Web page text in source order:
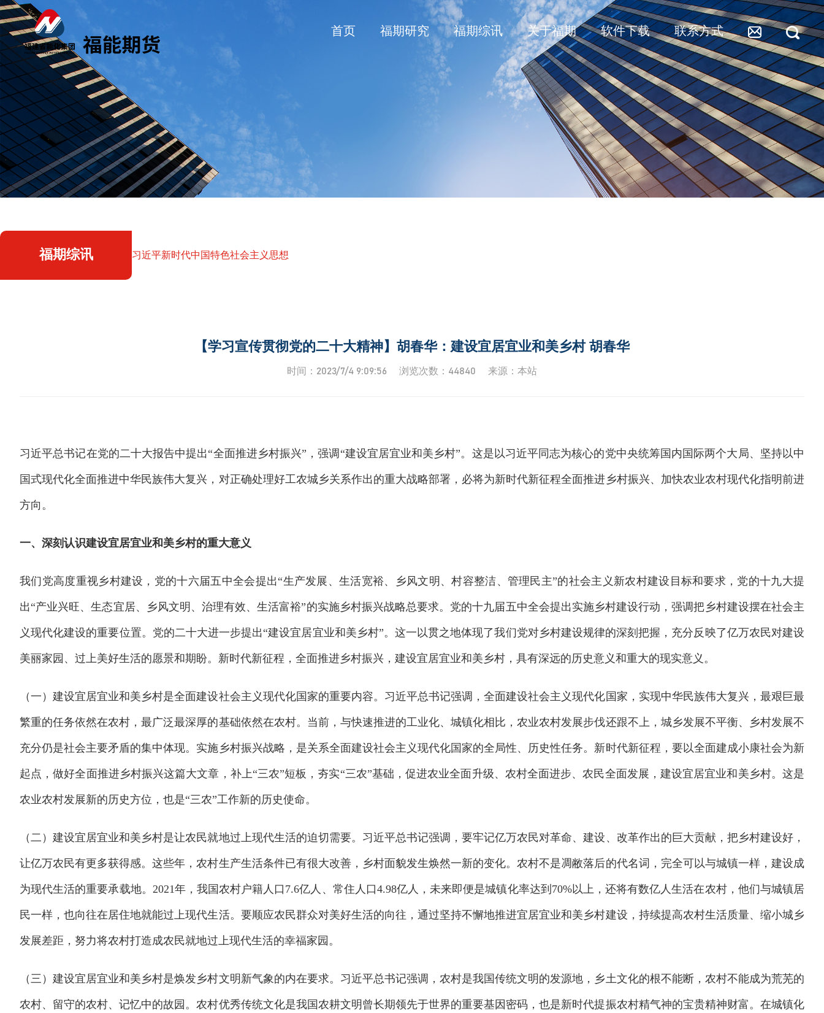
首页 福期研究 福期综讯 关于福期 软件下载 联系方式
福期综讯 习近平新时代中国特色社会主义思想
【学习宣传贯彻党的二十大精神】胡春华：建设宜居宜业和美乡村 胡春华
时间：2023/7/4 9:09:56 浏览次数：44840 来源：本站
习近平总书记在党的二十大报告中提出“全面推进乡村振兴”，强调“建设宜居宜业和美乡村”。这是以习近平同志为核心的党中央统筹国内国际两个大局、坚持以中
国式现代化全面推进中华民族伟大复兴，对正确处理好工农城乡关系作出的重大战略部署，必将为新时代新征程全面推进乡村振兴、加快农业农村现代化指明前进
方向。
一、深刻认识建设宜居宜业和美乡村的重大意义
我们党高度重视乡村建设，党的十六届五中全会提出“生产发展、生活宽裕、乡风文明、村容整洁、管理民主”的社会主义新农村建设目标和要求，党的十九大提
出“产业兴旺、生态宜居、乡风文明、治理有效、生活富裕”的实施乡村振兴战略总要求。党的十九届五中全会提出实施乡村建设行动，强调把乡村建设摆在社会主
义现代化建设的重要位置。党的二十大进一步提出“建设宜居宜业和美乡村”。这一以贯之地体现了我们党对乡村建设规律的深刻把握，充分反映了亿万农民对建设
美丽家园、过上美好生活的愿景和期盼。新时代新征程，全面推进乡村振兴，建设宜居宜业和美乡村，具有深远的历史意义和重大的现实意义。
（一）建设宜居宜业和美乡村是全面建设社会主义现代化国家的重要内容。习近平总书记强调，全面建设社会主义现代化国家，实现中华民族伟大复兴，最艰巨最
繁重的任务依然在农村，最广泛最深厚的基础依然在农村。当前，与快速推进的工业化、城镇化相比，农业农村发展步伐还跟不上，城乡发展不平衡、乡村发展不
充分仍是社会主要矛盾的集中体现。实施乡村振兴战略，是关系全面建设社会主义现代化国家的全局性、历史性任务。新时代新征程，要以全面建成小康社会为新
起点，做好全面推进乡村振兴这篇大文章，补上“三农”短板，夯实“三农”基础，促进农业全面升级、农村全面进步、农民全面发展，建设宜居宜业和美乡村。这是
农业农村发展新的历史方位，也是“三农”工作新的历史使命。
（二）建设宜居宜业和美乡村是让农民就地过上现代生活的迫切需要。习近平总书记强调，要牢记亿万农民对革命、建设、改革作出的巨大贡献，把乡村建设好，
让亿万农民有更多获得感。这些年，农村生产生活条件已有很大改善，乡村面貌发生焕然一新的变化。农村不是凋敝落后的代名词，完全可以与城镇一样，建设成
为现代生活的重要承载地。2021年，我国农村户籍人口7.6亿人、常住人口4.98亿人，未来即便是城镇化率达到70%以上，还将有数亿人生活在农村，他们与城镇居
民一样，也向往在居住地就能过上现代生活。要顺应农民群众对美好生活的向往，通过坚持不懈地推进宜居宜业和美乡村建设，持续提高农村生活质量、缩小城乡
发展差距，努力将农村打造成农民就地过上现代生活的幸福家园。
（三）建设宜居宜业和美乡村是焕发乡村文明新气象的内在要求。习近平总书记强调，农村是我国传统文明的发源地，乡土文化的根不能断，农村不能成为荒芜的
农村、留守的农村、记忆中的故园。农村优秀传统文化是我国农耕文明曾长期领先于世界的重要基因密码，也是新时代提振农村精气神的宝贵精神财富。在城镇化